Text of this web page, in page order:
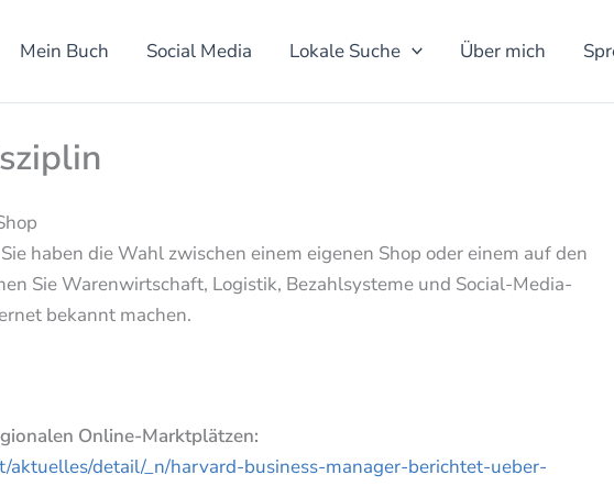
Mein Buch Social Media Lokale Suche Über mich
haben die Wahl zwischen einem eigenen Shop oder einem auf den
Sie Warenwirtschaft, Logistik, Bezahlsysteme und Social-Media-
bekannt machen.
Online-Marktplätzen:
detail/_n/harvard-business-manager-berichtet-ueber-